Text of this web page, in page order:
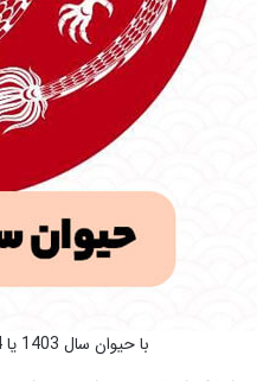
با حیوان سال 1403 یا 2024 و خصوصیات عجیب آن آشنا شوید.